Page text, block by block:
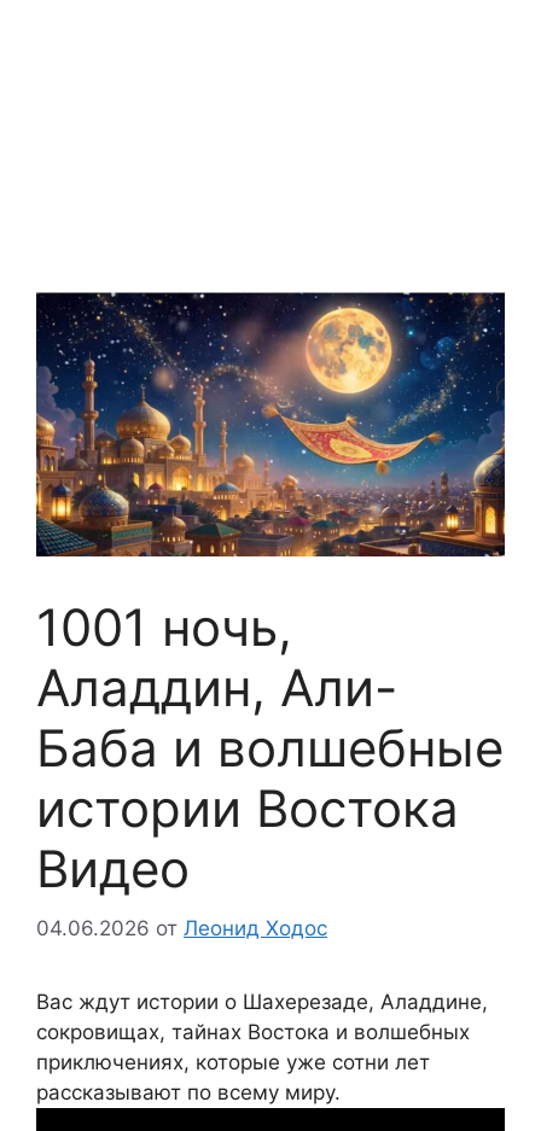
1001 ночь,
Аладдин, Али-
Баба и волшебные
истории Востока
Видео
04.06.2026 от Леонид Ходос
Вас ждут истории о Шахерезаде, Аладдине,
сокровищах, тайнах Востока и волшебных
приключениях, которые уже сотни лет
рассказывают по всему миру.